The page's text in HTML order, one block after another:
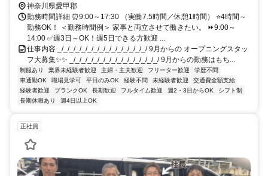
神奈川県愛甲郡
勤務時間詳細 ⏰9:00～17:30 （実働7.5時間／休憩1時間） ⭐4時間～
勤務OK！ ＜勤務時間例＞ 家事と両立させて働きたい。 ⏩9:00～
14:00 ✅週3日～OK！週5日できる方歓迎 ...
仕事内容 _/_/_/_/_/_/_/_/_/_/_/_/_/_/_/ 9月からの オープニングスタッ
フ大募集✨✨ _/_/_/_/_/_/_/_/_/_/_/_/_/_/_/ 9月からの勤務はもち...
制服あり 業界未経験者歓迎 主婦・主夫歓迎 フリーター歓迎
学歴不問
車通勤OK
職場見学可 平日のみOK 経験不問 未経験者歓迎
交通費全額支給
経験者歓迎
ブランクOK 長期歓迎 フルタイム歓迎 週2・3日からOK
シフト制
長期休暇あり
週4日以上OK
正社員